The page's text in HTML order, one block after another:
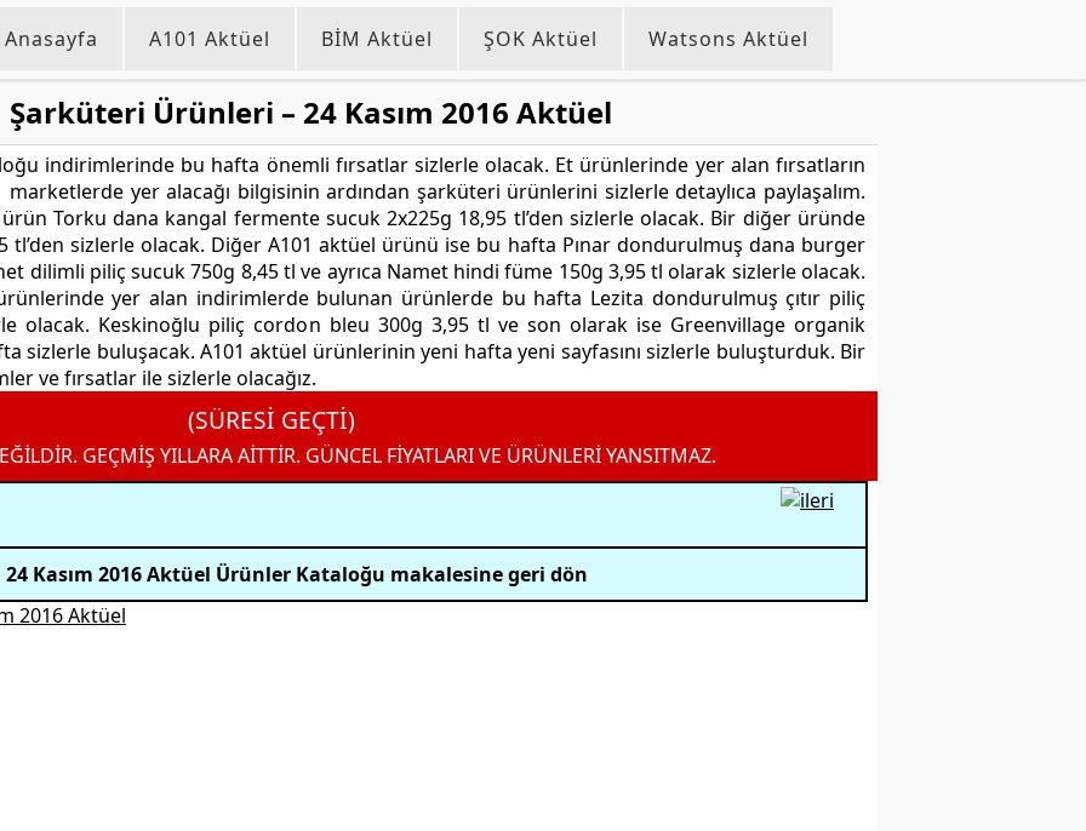
Anasayfa A101 Aktüel BİM Aktüel ŞOK Aktüel Watsons Aktüel
Şarküteri Ürünleri – 24 Kasım 2016 Aktüel
indirimlerinde bu hafta önemli fırsatlar sizlerle olacak. Et ürünlerinde yer alan fırsatların
yer alacağı bilgisinin ardından şarküteri ürünlerini sizlerle detaylıca paylaşalım.
Torku dana kangal fermente sucuk 2x225g 18,95 tl’den sizlerle olacak. Bir diğer üründe
tl’den sizlerle olacak. Diğer A101 aktüel ürünü ise bu hafta Pınar dondurulmuş dana burger
dilimli piliç sucuk 750g 8,45 tl ve ayrıca Namet hindi füme 150g 3,95 tl olarak sizlerle olacak.
yer alan indirimlerde bulunan ürünlerde bu hafta Lezita dondurulmuş çıtır piliç
olacak. Keskinoğlu piliç cordon bleu 300g 3,95 tl ve son olarak ise Greenvillage organik
sizlerle buluşacak. A101 aktüel ürünlerinin yeni hafta yeni sayfasını sizlerle buluşturduk. Bir
ve fırsatlar ile sizlerle olacağız.
(SÜRESİ GEÇTİ)
GEÇMİŞ YILLARA AİTTİR. GÜNCEL FİYATLARI VE ÜRÜNLERİ YANSITMAZ.
24 Kasım 2016 Aktüel Ürünler Kataloğu makalesine geri dön